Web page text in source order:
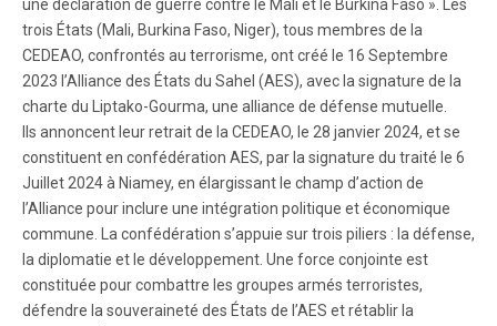
une déclaration de guerre contre le Mali et le Burkina Faso ». Les
trois États (Mali, Burkina Faso, Niger), tous membres de la
CEDEAO, confrontés au terrorisme, ont créé le 16 Septembre
2023 l’Alliance des États du Sahel (AES), avec la signature de la
charte du Liptako-Gourma, une alliance de défense mutuelle.
Ils annoncent leur retrait de la CEDEAO, le 28 janvier 2024, et se
constituent en confédération AES, par la signature du traité le 6
Juillet 2024 à Niamey, en élargissant le champ d’action de
l’Alliance pour inclure une intégration politique et économique
commune. La confédération s’appuie sur trois piliers : la défense,
la diplomatie et le développement. Une force conjointe est
constituée pour combattre les groupes armés terroristes,
défendre la souveraineté des États de l’AES et rétablir la